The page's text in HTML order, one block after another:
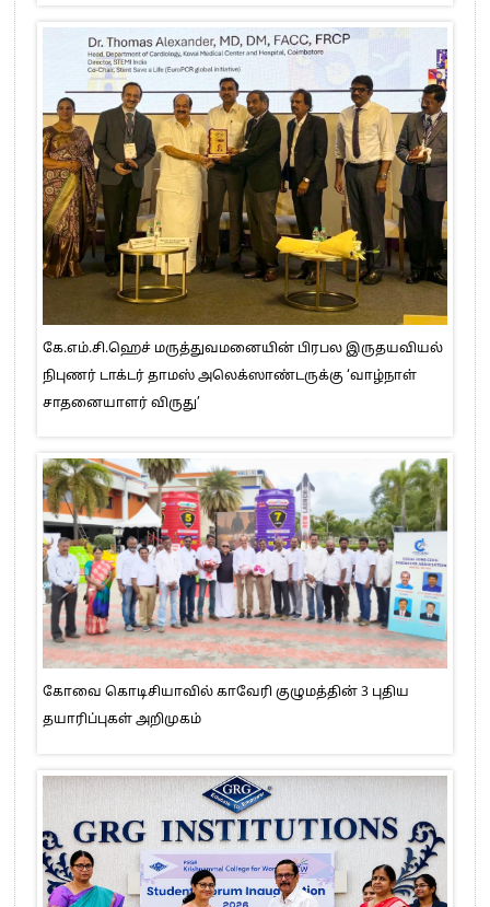
கே.எம்.சி.ஹெச் மருத்துவமனையின் பிரபல இருதயவியல்
நிபுணர் டாக்டர் தாமஸ் அலெக்ஸாண்டருக்கு ‘வாழ்நாள்
சாதனையாளர் விருது’
கோவை கொடிசியாவில் காவேரி குழுமத்தின் 3 புதிய
தயாரிப்புகள் அறிமுகம்